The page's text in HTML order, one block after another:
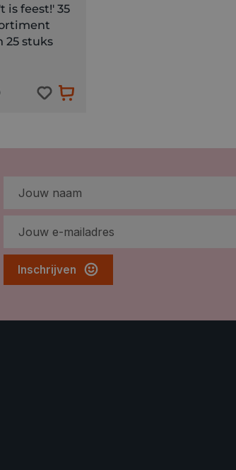
is feest!' 35
25 stuks
Inschrijven